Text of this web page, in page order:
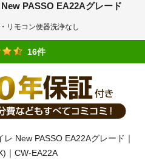
PASSO EA22Aグレード
リモコン便器洗浄なし
16件